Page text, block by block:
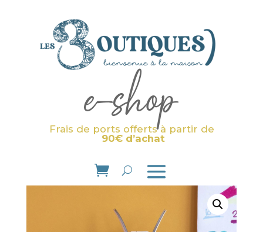
e-shop
Frais de ports offerts à partir de
90€ d’achat